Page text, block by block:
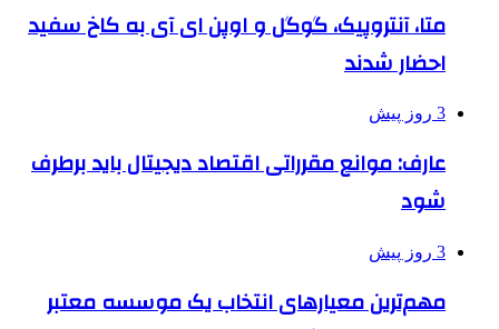
متا، آنتروپیک، گوگل و اوپن ای آی به کاخ سفید
احضار شدند
3 روز پیش
عارف: موانع مقرراتی اقتصاد دیجیتال باید برطرف
شود
3 روز پیش
مهم‌ترین معیارهای انتخاب یک موسسه معتبر